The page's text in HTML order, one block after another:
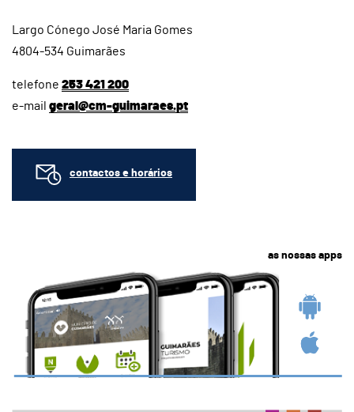
Largo Cónego José Maria Gomes
4804-534 Guimarães
telefone 253 421 200
e-mail geral@cm-guimaraes.pt
contactos e horários
as nossas apps